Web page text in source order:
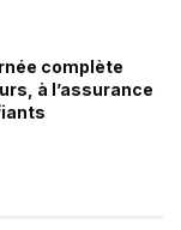
complète
à l’assurance